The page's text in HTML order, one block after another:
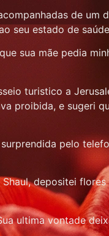
de um
seu estado de
sua mãe pedia
turistico a
proibida, e sugeri
pelo
depositei
ultima vontade